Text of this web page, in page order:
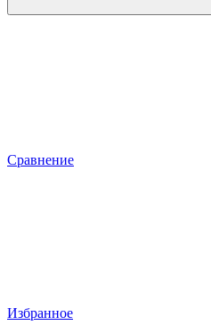
Сравнение
Избранное